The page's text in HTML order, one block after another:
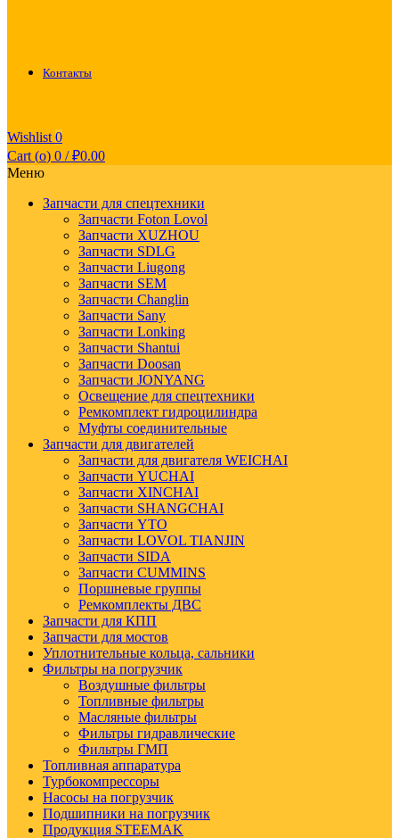
Контакты
Wishlist 0
Cart (o) 0 / ₽0.00
Меню
Запчасти для спецтехники
Запчасти Foton Lovol
Запчасти XUZHOU
Запчасти SDLG
Запчасти Liugong
Запчасти SEM
Запчасти Changlin
Запчасти Sany
Запчасти Lonking
Запчасти Shantui
Запчасти Doosan
Запчасти JONYANG
Освещение для спецтехники
Ремкомплект гидроцилиндра
Муфты соединительные
Запчасти для двигателей
Запчасти для двигателя WEICHAI
Запчасти YUCHAI
Запчасти XINCHAI
Запчасти SHANGCHAI
Запчасти YTO
Запчасти LOVOL TIANJIN
Запчасти SIDA
Запчасти CUMMINS
Поршневые группы
Ремкомплекты ДВС
Запчасти для КПП
Запчасти для мостов
Уплотнительные кольца, сальники
Фильтры на погрузчик
Воздушные фильтры
Топливные фильтры
Масляные фильтры
Фильтры гидравлические
Фильтры ГМП
Топливная аппаратура
Турбокомпрессоры
Насосы на погрузчик
Подшипники на погрузчик
Продукция STEEMAK